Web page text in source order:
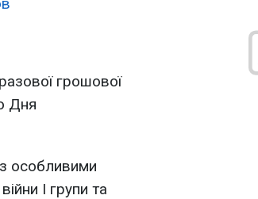
грошової
Дня
особливими
I групи та